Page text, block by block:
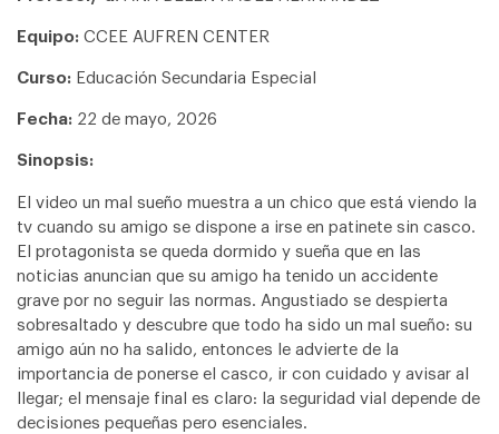
Equipo: CCEE AUFREN CENTER
Curso: Educación Secundaria Especial
Fecha: 22 de mayo, 2026
Sinopsis:
El video un mal sueño muestra a un chico que está viendo la
tv cuando su amigo se dispone a irse en patinete sin casco.
El protagonista se queda dormido y sueña que en las
noticias anuncian que su amigo ha tenido un accidente
grave por no seguir las normas. Angustiado se despierta
sobresaltado y descubre que todo ha sido un mal sueño: su
amigo aún no ha salido, entonces le advierte de la
importancia de ponerse el casco, ir con cuidado y avisar al
llegar; el mensaje final es claro: la seguridad vial depende de
decisiones pequeñas pero esenciales.